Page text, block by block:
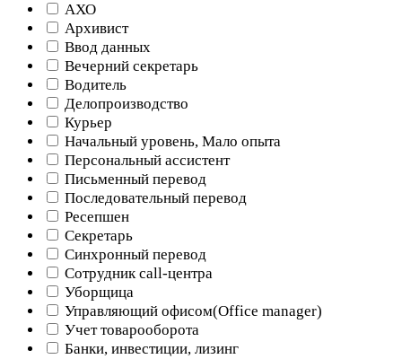
АХО
Архивист
Ввод данных
Вечерний секретарь
Водитель
Делопроизводство
Курьер
Начальный уровень, Мало опыта
Персональный ассистент
Письменный перевод
Последовательный перевод
Ресепшен
Секретарь
Синхронный перевод
Сотрудник call-центра
Уборщица
Управляющий офисом(Оffice manager)
Учет товарооборота
Банки, инвестиции, лизинг